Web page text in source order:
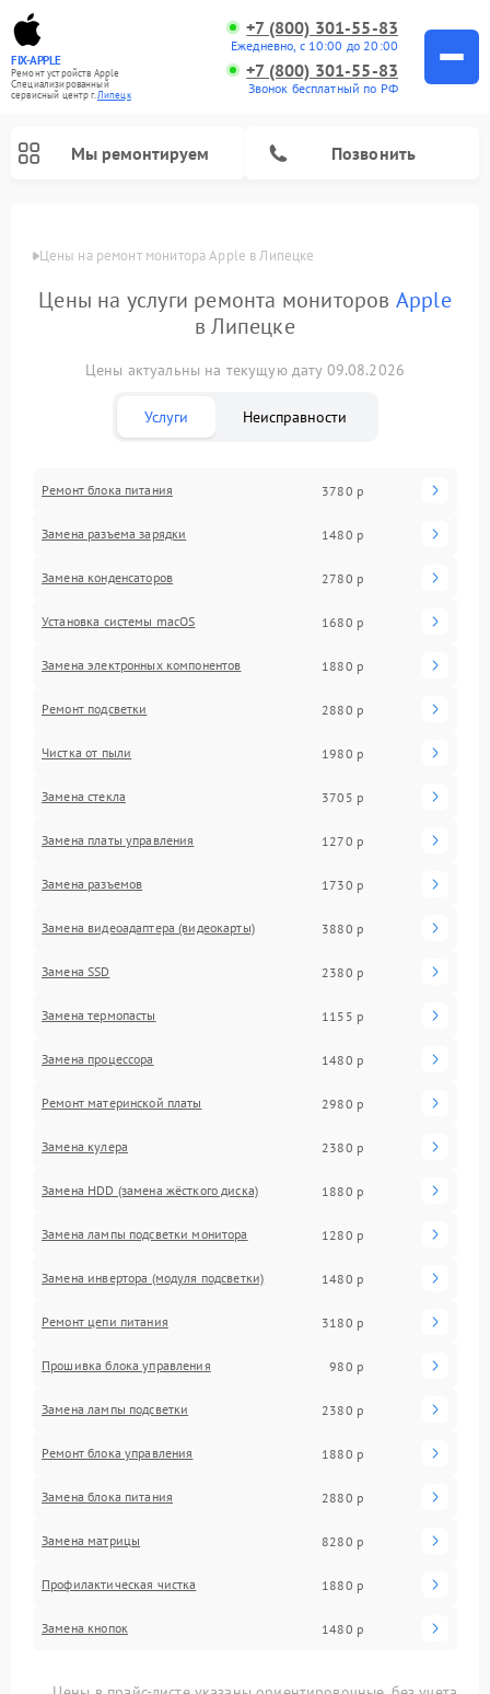
FIX-APPLE
Ремонт устройств Apple
Специализированный
cервисный центр г.Липецк
+7 (800) 301-55-83
Ежедневно, с 10:00 до 20:00
+7 (800) 301-55-83
Звонок бесплатный по РФ
Мы ремонтируем Позвонить
Цены на ремонт монитора Apple в Липецке
Цены на услуги ремонта мониторов Apple
в Липецке
Цены актуальны на текущую дату 09.08.2026
Услуги Неисправности
Ремонт блока питания 3780 р
Замена разъема зарядки 1480 р
Замена конденсаторов 2780 р
Установка системы macOS 1680 р
Замена электронных компонентов 1880 р
Ремонт подсветки 2880 р
Чистка от пыли 1980 р
Замена стекла 3705 р
Замена платы управления 1270 р
Замена разъемов 1730 р
Замена видеоадаптера (видеокарты) 3880 р
Замена SSD 2380 р
Замена термопасты 1155 р
Замена процессора 1480 р
Ремонт материнской платы 2980 р
Замена кулера 2380 р
Замена HDD (замена жёсткого диска) 1880 р
Замена лампы подсветки монитора 1280 р
Замена инвертора (модуля подсветки) 1480 р
Ремонт цепи питания 3180 р
Прошивка блока управления 980 р
Замена лампы подсветки 2380 р
Ремонт блока управления 1880 р
Замена блока питания 2880 р
Замена матрицы 8280 р
Профилактическая чистка 1880 р
Замена кнопок 1480 р